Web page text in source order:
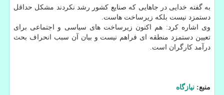
به گفته خدایی در جاهایی كه صنایع كشور رشد نكردند مشكل حداقل
دستمزد نیست بلكه زیرساخت هاست.
وی اشاره كرد: هم اكنون زیرساخت های سیاسی و اجتماعی برای
تعیین دستمزد منطقه ای فراهم نیست و بیان آن سبب انحراف بحث
درآمد كارگران است.
منبع: نیازگاه